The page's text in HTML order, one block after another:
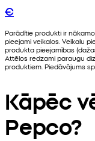
€
Parādītie produkti ir
pieejami veikalos. Veikalu
produkta pieejamības
Attēlos redzami paraugu
produktiem. Piedāvājums
Kāpēc
Pepco?